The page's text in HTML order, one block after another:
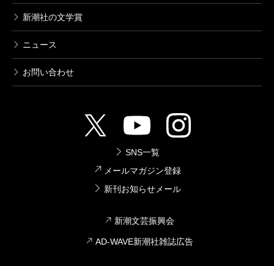
新潮社の文学賞
ニュース
お問い合わせ
SNS一覧
メールマガジン登録
新刊お知らせメール
新潮文芸振興会
AD-WAVE新潮社雑誌広告